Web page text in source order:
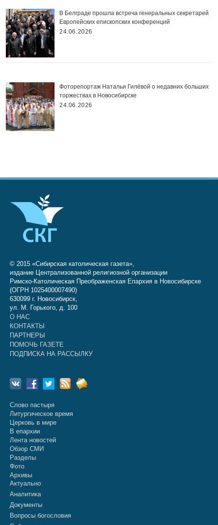
В Белграде прошла встреча генеральных секретарей
Европейских епископских конференций
24.06.2026
Фоторепортаж Натальи Гилёвой о недавних больших
торжествах в Новосибирске
24.06.2026
© 2015 «Сибирская католическая газета»,
издание Централизованной религиозной организации
Римско-Католическая Преображенская Епархия в Новосибирске
(ОГРН 1025400007490)
630099 г. Новосибирск,
ул. М. Горького, д. 100
О НАС
КОНТАКТЫ
ПАРТНЕРЫ
ПОМОЧЬ ГАЗЕТЕ
ПОДПИСКА НА РАССЫЛКУ
Слово пастыря
Литургическое время
Церковь в мире
В епархии
Лента новостей
Обзор СМИ
Разделы
Фото
Архивы
Актуально
Аналитика
Документы
Вопросы богословия